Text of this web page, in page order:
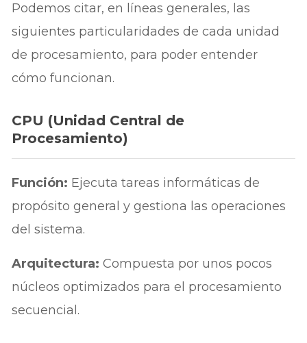
Podemos citar, en líneas generales, las
siguientes particularidades de cada unidad
de procesamiento, para poder entender
cómo funcionan.
CPU (Unidad Central de
Procesamiento)
Función: Ejecuta tareas informáticas de
propósito general y gestiona las operaciones
del sistema.
Arquitectura: Compuesta por unos pocos
núcleos optimizados para el procesamiento
secuencial.